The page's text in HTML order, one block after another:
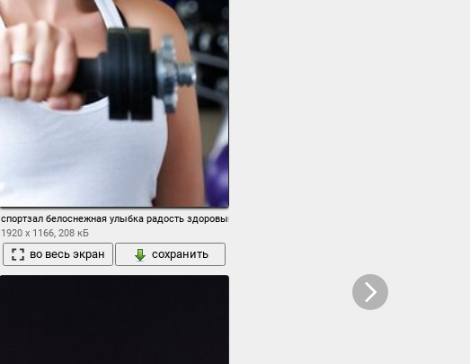
спортзал белоснежная улыбка радость здоровый образ жизни
1920 x 1166, 208 кБ
во весь экран сохранить